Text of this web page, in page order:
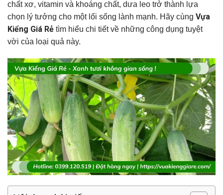
chất xơ, vitamin và khoáng chất, dưa leo trở thành lựa
chọn lý tưởng cho một lối sống lành mạnh. Hãy cùng Vựa
Kiểng Giá Rẻ tìm hiểu chi tiết về những công dụng tuyệt
vời của loại quả này.